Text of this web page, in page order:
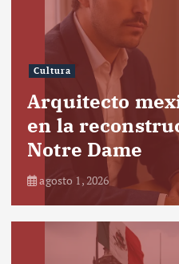
Cultura
Arquitecto
en la
Notre Dame
agosto 1, 2026